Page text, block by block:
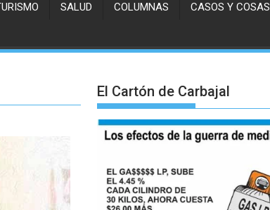
SALUD COLUMNAS CASOS Y COSAS
El Cartón de Carbajal